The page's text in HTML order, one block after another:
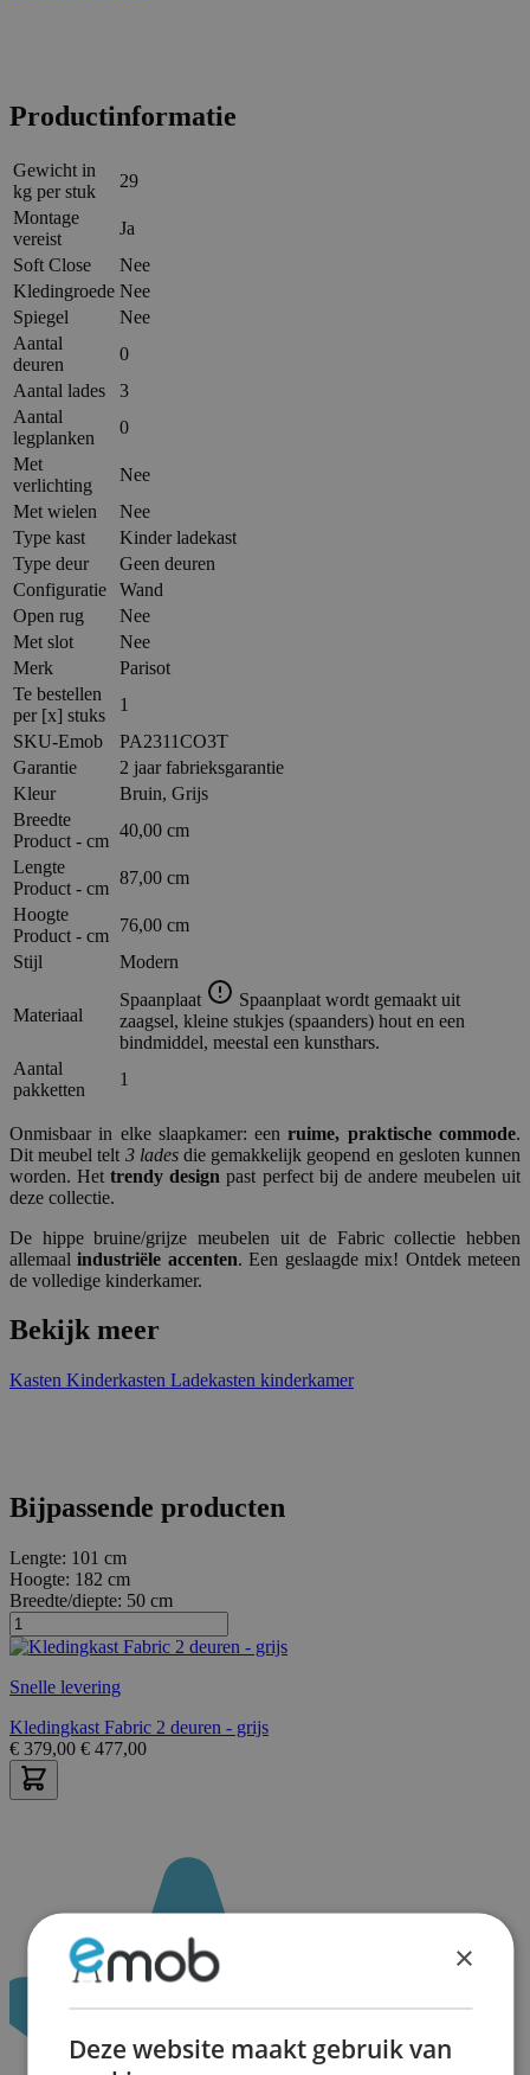
Productinformatie
Gewicht in
kg per stuk
29
Montage
vereist
Ja
Soft Close
Nee
Kledingroede Nee
Spiegel
Nee
Aantal
deuren
0
Aantal lades
3
Aantal
legplanken
0
Met
verlichting
Nee
Met wielen
Nee
Type kast
Kinder ladekast
Type deur
Geen deuren
Configuratie
Wand
Open rug
Nee
Met slot
Nee
Merk
Parisot
Te bestellen
per [x] stuks
1
SKU-Emob
PA2311CO3T
Garantie
2 jaar fabrieksgarantie
Kleur
Bruin, Grijs
Breedte
Product - cm
40,00 cm
Lengte
Product - cm
87,00 cm
Hoogte
Product - cm
76,00 cm
Stijl
Modern
Materiaal
Spaanplaat
Spaanplaat wordt gemaakt uit
zaagsel, kleine stukjes (spaanders) hout en een
bindmiddel, meestal een kunsthars.
Aantal
pakketten
1
Onmisbaar in elke slaapkamer: eenruime, praktische commode.
Dit meubel telt 3 ladesdie gemakkelijk geopend en gesloten kunnen
worden. Hettrendy design past perfect bij de andere meubelen uit
deze collectie.
De hippe bruine/grijze meubelen uit de Fabric collectie hebben
allemaalindustriële accenten. Een geslaagde mix! Ontdek meteen
de volledige kinderkamer.
Bekijk meer
Kasten Kinderkasten Ladekasten kinderkamer
Bijpassende producten
Lengte: 101 cm
Hoogte: 182 cm
Breedte/diepte: 50 cm
Snelle levering
Kledingkast Fabric 2 deuren - grijs
€ 379,00 € 477,00
×
Deze website maakt gebruik van